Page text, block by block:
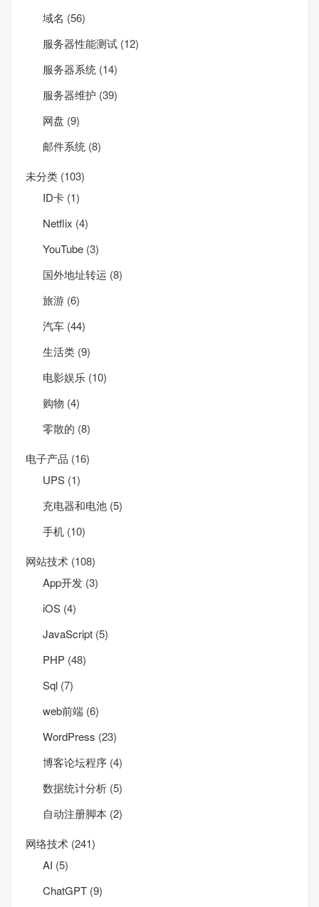
域名 (56)
服务器性能测试 (12)
服务器系统 (14)
服务器维护 (39)
网盘 (9)
邮件系统 (8)
未分类 (103)
ID卡 (1)
Net­flix (4)
YouTube (3)
国外地址转运 (8)
旅游 (6)
汽车 (44)
生活类 (9)
电影娱乐 (10)
购物 (4)
零散的 (8)
电子产品 (16)
UPS (1)
充电器和电池 (5)
手机 (10)
网站技术 (108)
App开发 (3)
iOS (4)
JavaScript (5)
PHP (48)
Sql (7)
web前端 (6)
WordPress (23)
博客论坛程序 (4)
数据统计分析 (5)
自动注册脚本 (2)
网络技术 (241)
AI (5)
ChatGPT (9)